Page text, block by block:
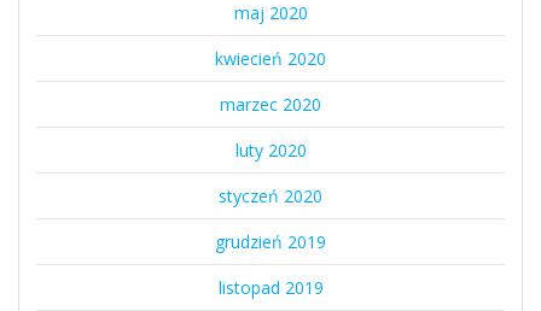
maj 2020
kwiecień 2020
marzec 2020
luty 2020
styczeń 2020
grudzień 2019
listopad 2019